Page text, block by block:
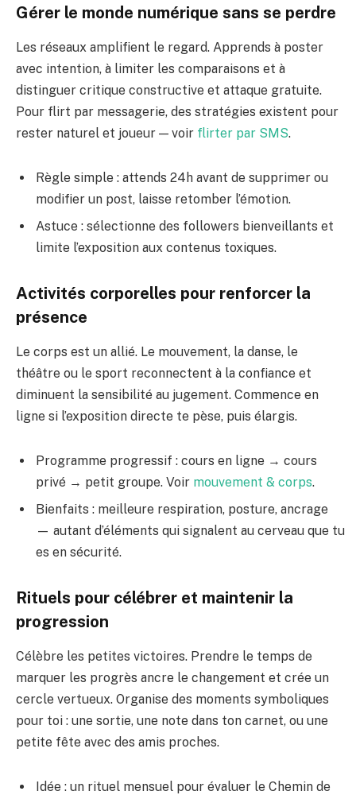
Gérer le monde numérique sans se perdre
Les réseaux amplifient le regard. Apprends à poster
avec intention, à limiter les comparaisons et à
distinguer critique constructive et attaque gratuite.
Pour flirt par messagerie, des stratégies existent pour
rester naturel et joueur — voir flirter par SMS.
Règle simple : attends 24h avant de supprimer ou
modifier un post, laisse retomber l’émotion.
Astuce : sélectionne des followers bienveillants et
limite l’exposition aux contenus toxiques.
Activités corporelles pour renforcer la
présence
Le corps est un allié. Le mouvement, la danse, le
théâtre ou le sport reconnectent à la confiance et
diminuent la sensibilité au jugement. Commence en
ligne si l’exposition directe te pèse, puis élargis.
Programme progressif : cours en ligne → cours
privé → petit groupe. Voir mouvement & corps.
Bienfaits : meilleure respiration, posture, ancrage
— autant d’éléments qui signalent au cerveau que tu
es en sécurité.
Rituels pour célébrer et maintenir la
progression
Célèbre les petites victoires. Prendre le temps de
marquer les progrès ancre le changement et crée un
cercle vertueux. Organise des moments symboliques
pour toi : une sortie, une note dans ton carnet, ou une
petite fête avec des amis proches.
Idée : un rituel mensuel pour évaluer le Chemin de